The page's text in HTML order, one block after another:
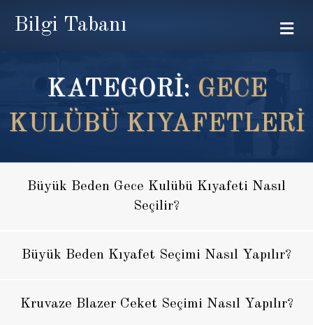
Bilgi Tabanı
KATEGORİ: GECE
KULÜBÜ KIYAFETLERI
Büyük Beden Gece Kulübü Kıyafeti Nasıl
Seçilir?
Büyük Beden Kıyafet Seçimi Nasıl Yapılır?
Kruvaze Blazer Ceket Seçimi Nasıl Yapılır?